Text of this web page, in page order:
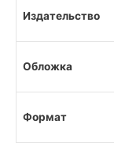
Издательство
Обложка
Формат